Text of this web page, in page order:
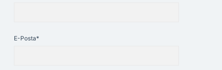
E-Posta*